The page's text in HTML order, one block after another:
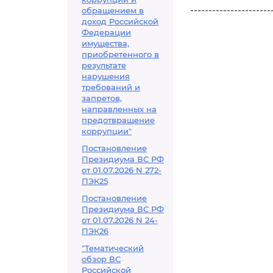
обращением в
доход Российской
Федерации
имущества,
приобретенного в
результате
нарушения
требований и
запретов,
направленных на
предотвращение
коррупции"
Постановление
Президиума ВС РФ
от 01.07.2026 N 272-
ПЭК25
Постановление
Президиума ВС РФ
от 01.07.2026 N 24-
ПЭК26
"Тематический
обзор ВС
Российской